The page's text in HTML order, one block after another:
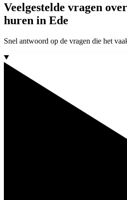
Veelgestelde vragen
huren in Ede
Snel antwoord op de vragen die het